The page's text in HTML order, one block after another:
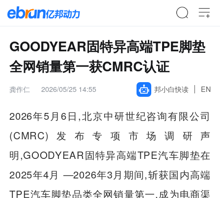
GOODYEAR固特异高端TPE脚垫
全网销量第一获CMRC认证
龚作仁 2026/05/25 14:55 邦小白快读 EN
2026年5月6日,北京中研世纪咨询有限公司
(CMRC)发布专项市场调研声
明,GOODYEAR固特异高端TPE汽车脚垫在
2025年4月 —2026年3月期间,斩获国内高端
TPE汽车脚垫品类全网销量第一,成为电商渠